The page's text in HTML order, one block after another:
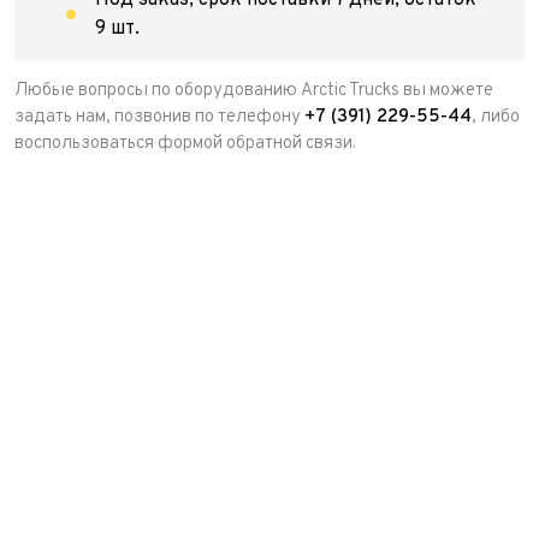
9 шт.
Любые вопросы по оборудованию Arctic Trucks вы можете
задать нам, позвонив по телефону +7 (391) 229-55-44, либо
воспользоваться формой обратной связи.